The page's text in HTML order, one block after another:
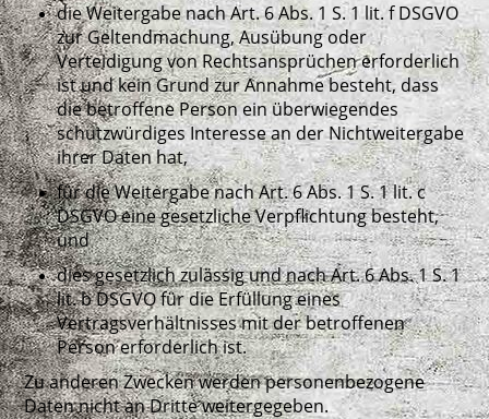
die Weitergabe nach Art. 6 Abs. 1 S. 1 lit. f DSGVO
zur Geltendmachung, Ausübung oder
Verteidigung von Rechtsansprüchen erforderlich
ist und kein Grund zur Annahme besteht, dass
die betroffene Person ein überwiegendes
schutzwürdiges Interesse an der Nichtweitergabe
ihrer Daten hat,
für die Weitergabe nach Art. 6 Abs. 1 S. 1 lit. c
DSGVO eine gesetzliche Verpflichtung besteht,
und
dies gesetzlich zulässig und nach Art. 6 Abs. 1 S. 1
lit. b DSGVO für die Erfüllung eines
Vertragsverhältnisses mit der betroffenen
Person erforderlich ist.
Zu anderen Zwecken werden personenbezogene
Daten nicht an Dritte weitergegeben.